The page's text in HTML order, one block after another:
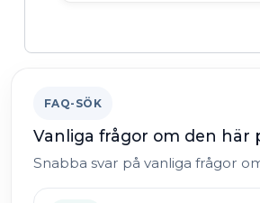
FAQ-SÖK
Vanliga frågor om den här
Snabba svar på vanliga frågor